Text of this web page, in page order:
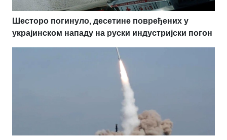
Шесторо погинуло, десетине повређених у
украјинском нападу на руски индустријски погон